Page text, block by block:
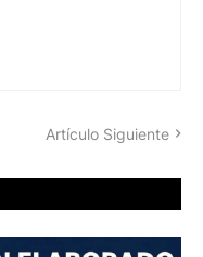
Artículo Siguiente